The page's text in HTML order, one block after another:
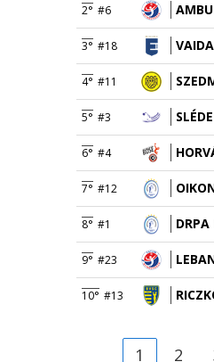
2° #6
3° #18
4° #11
5° #3
6° #4
7° #12
8° #1
9° #23
10° #13
1 2